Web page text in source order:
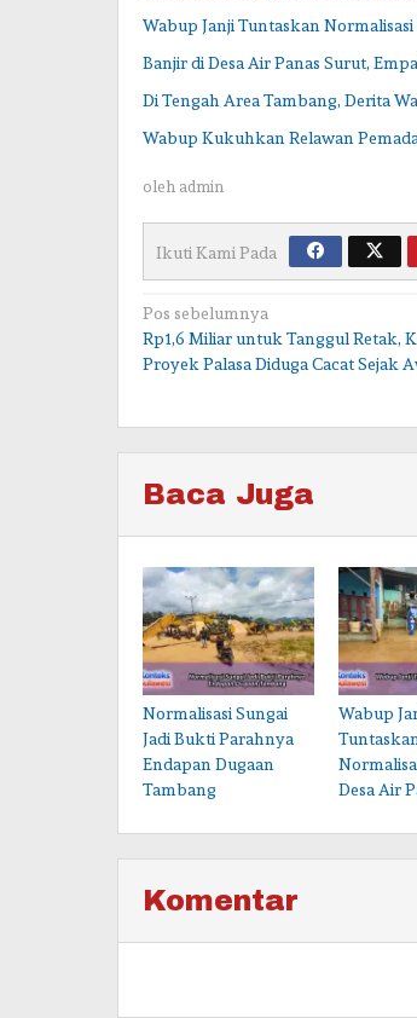
Wabup Janji Tuntaskan Normalisasi
Banjir di Desa Air Panas Surut,
Di Tengah Area Tambang, Derita
Wabup Kukuhkan Relawan
oleh admin
Ikuti Kami Pada
Navigasi
pos
Pos sebelumnya
Rp1,6 Miliar untuk Tanggul Retak,
Proyek Palasa Diduga Cacat Sejak
Baca Juga
Normalisasi Sungai
Jadi Bukti Parahnya
Endapan Dugaan
Tambang
Wabup
Desa Air
Komentar